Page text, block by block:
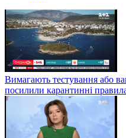
Вимагають тестування або
посилили карантинні